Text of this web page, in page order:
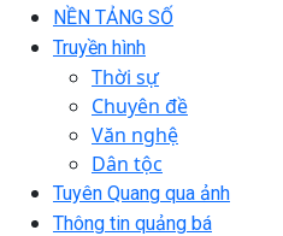
NỀN TẢNG SỐ
Truyền hình
Thời sự
Chuyên đề
Văn nghệ
Dân tộc
Tuyên Quang qua ảnh
Thông tin quảng bá